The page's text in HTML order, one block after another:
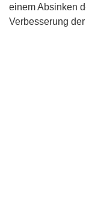
einem Absinken
Verbesserung